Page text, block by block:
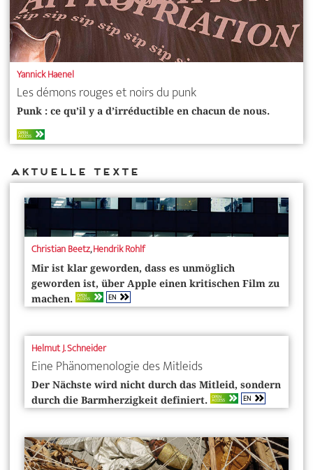
Yannick Haenel
Les démons rouges et noirs du punk
Punk : ce qu’il y a d’irréductible en chacun de nous.
OPEN
ACCESS
Aktuelle Texte
Christian Beetz,Hendrik Rohlf
Mir ist klar geworden, dass es unmöglich
geworden ist, über Apple einen kritischen Film zu
machen. OPEN
ACCESS EN
Helmut J. Schneider
Eine Phänomenologie des Mitleids
Der Nächste wird nicht durch das Mitleid, sondern
durch die Barmherzigkeit definiert. OPEN
ACCESS EN